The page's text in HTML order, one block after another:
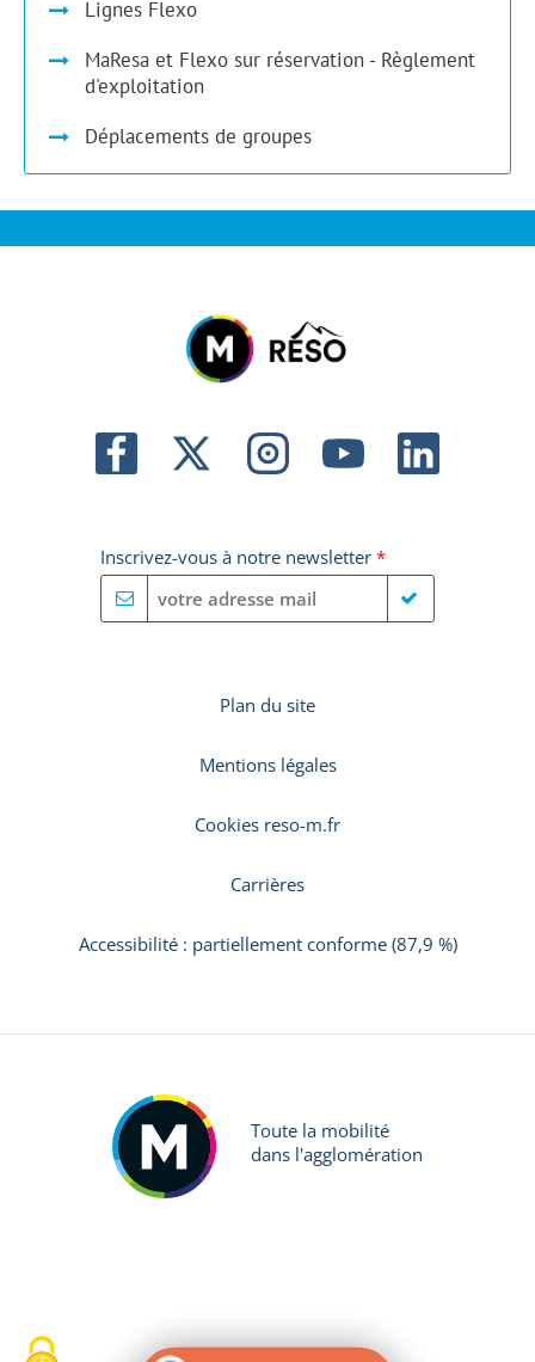
Lignes Flexo
MaResa et Flexo sur réservation - Règlement
d'exploitation
Déplacements de groupes
Inscrivez-vous à notre newsletter *
Plan du site
Mentions légales
Cookies reso-m.fr
Carrières
Accessibilité : partiellement conforme (87,9 %)
Toute la mobilité
dans l'agglomération